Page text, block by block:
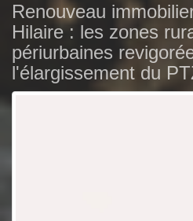
Renouveau
Hilaire : les zones
périurbaines
l'élargissement du